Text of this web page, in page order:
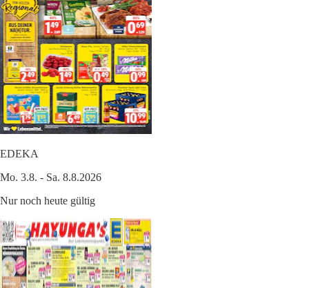
EDEKA
Mo. 3.8. - Sa. 8.8.2026
Nur noch heute gültig